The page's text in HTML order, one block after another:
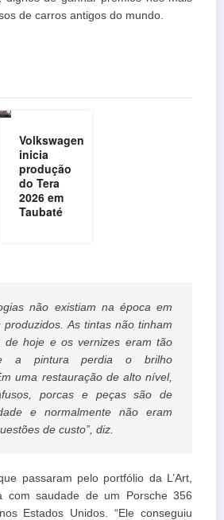
de carros antigos do mundo.
Volkswagen
inicia
produção
do Tera
2026 em
Taubaté
não existiam na época em
As tintas não tinham
de hoje e os vernizes eram tão
a pintura perdia o brilho
uma restauração de alto nível,
porcas e peças são de
e normalmente não eram
de custo”, diz.
passaram pelo portfólio da L’Art,
com saudade de um Porsche 356
Estados Unidos. “Ele conseguiu